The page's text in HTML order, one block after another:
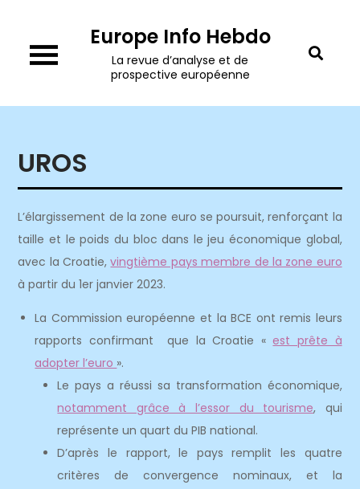
content
Europe Info Hebdo
La revue d’analyse et de
prospective européenne
UROS
L’élargissement de la zone euro se poursuit, renforçant la
taille et le poids du bloc dans le jeu économique global,
avec la Croatie,vingtième pays membre de la zone euro
à partir du 1er janvier 2023.
La Commission européenne et la BCE ont remis leurs
rapports confirmant que la Croatie « est prête à
adopter l’euro ».
Le pays a réussi sa transformation économique,
notamment grâce à l’essor du tourisme, qui
représente un quart du PIB national.
D’après le rapport, le pays remplit les quatre
critères de convergence nominaux, et la